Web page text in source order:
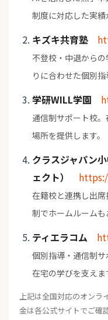
制度に対応した実績
キズキ共育塾
不登校・中退から
りに合わせた個別指
学研WILL学園
通信制サポート校
場所を提供します。
クラスジャパン
ェクト）
在籍校と連携し出
制でホームルームも
ティエラコム
個別指導・通信制
在宅の学びを支えま
上記は全国対応のオンラ
金は各公式サイトでご確